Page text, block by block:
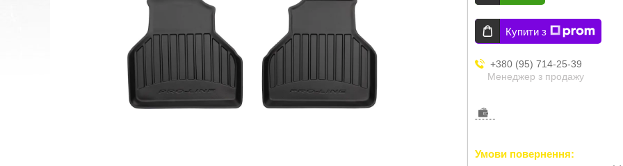
Купити з
+380 (95) 714-25-39
Менеджер з продажу